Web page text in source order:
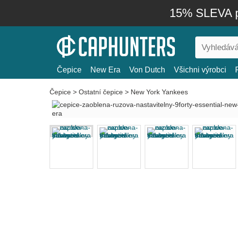
15% SLEVA
Čepice New Era Von Dutch Všichni výrobci
Čepice > Ostatní čepice > New York Yankees